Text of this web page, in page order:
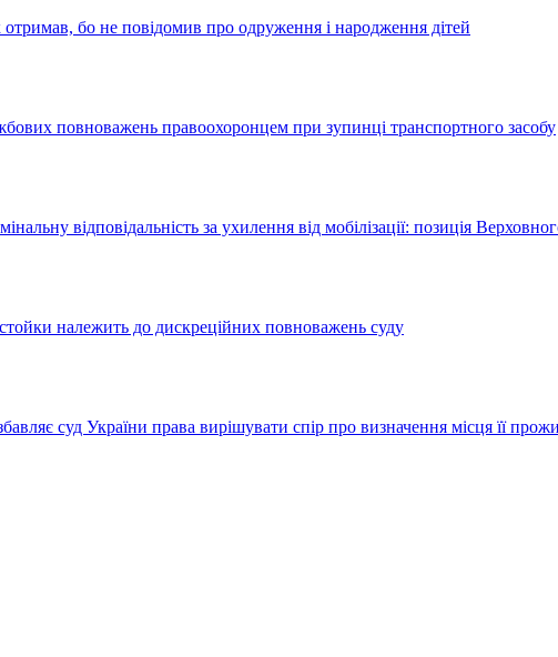
бо не повідомив про одруження і народження дітей
повноважень правоохоронцем при зупинці транспортного засобу
відповідальність за ухилення від мобілізації: позиція
належить до дискреційних повноважень суду
суд України права вирішувати спір про визначення місця її